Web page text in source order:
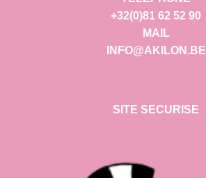
+32(0)81 62 52 90
MAIL
INFO@AKILON.BE
SITE SECURISE